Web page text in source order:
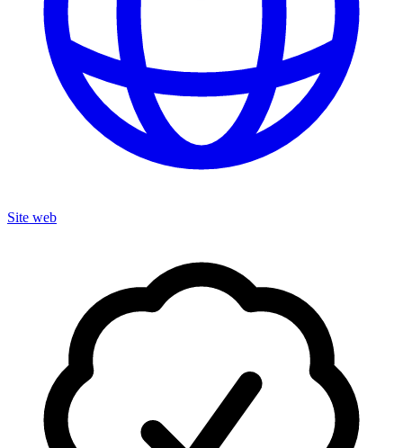
Site web